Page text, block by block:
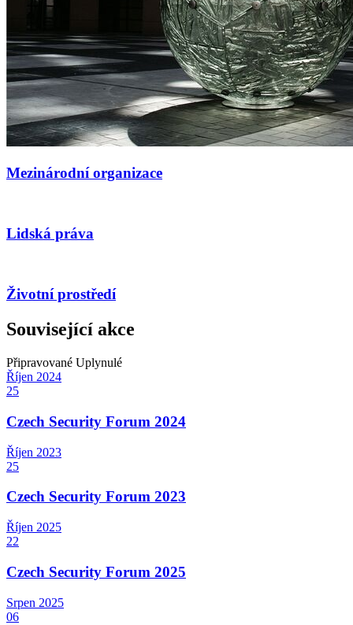
Mezinárodní organizace
Lidská práva
Životní prostředí
Související akce
Připravované Uplynulé
Říjen 2024
25
Czech Security Forum 2024
Říjen 2023
25
Czech Security Forum 2023
Říjen 2025
22
Czech Security Forum 2025
Srpen 2025
06